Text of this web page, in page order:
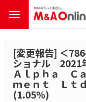
[変更報告] ＜
ショナル 2021
Ａｌｐｈａ Ｃ
ｍｅｎｔ Ｌｔ
(1.05%)